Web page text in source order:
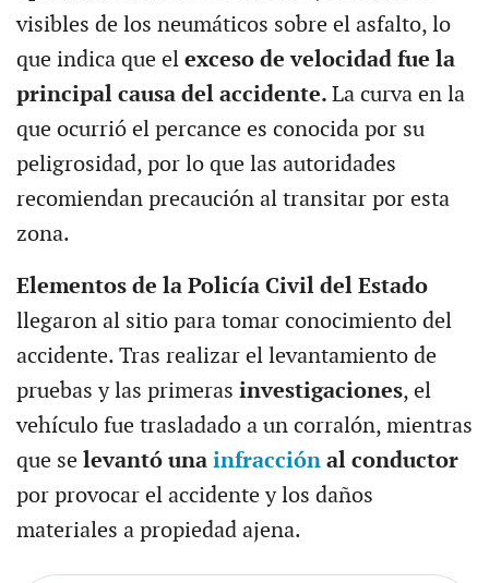
visibles de los neumáticos sobre el asfalto, lo
que indica que el exceso de velocidad fue la
principal causa del accidente. La curva en la
que ocurrió el percance es conocida por su
peligrosidad, por lo que las autoridades
recomiendan precaución al transitar por esta
zona.
Elementos de la Policía Civil del Estado
llegaron al sitio para tomar conocimiento del
accidente. Tras realizar el levantamiento de
pruebas y las primeras investigaciones, el
vehículo fue trasladado a un corralón, mientras
que se levantó una infracción al conductor
por provocar el accidente y los daños
materiales a propiedad ajena.